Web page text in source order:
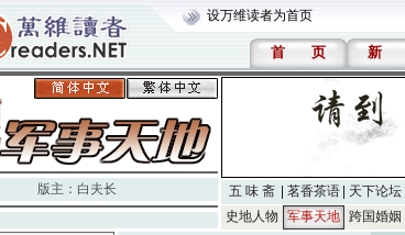
设万维读者为首页
首 页 新
版主： 白夫长 五 味 斋 茗香茶语 天下论坛
史地人物
军事天地 跨国婚姻